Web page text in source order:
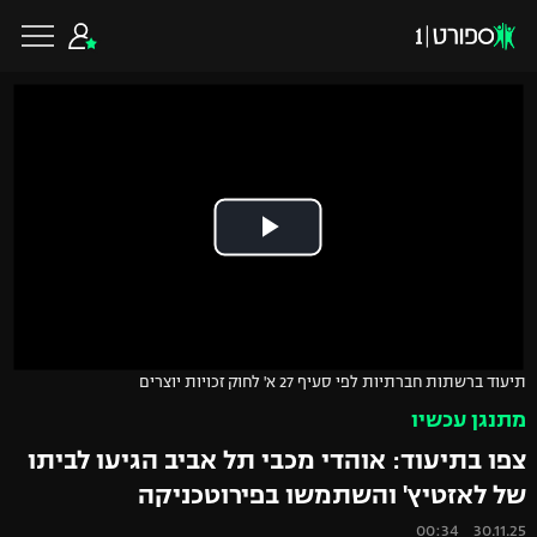
ליגיונרים
גביע המדינה
ליגה אירופית
כדורסל ישראלי
ליגה לאומית
כדורסל עולמי
NBA
תיעוד ברשתות חברתיות לפי סעיף 27 א' לחוק זכויות יוצרים
מתנגן עכשיו
צפו בתיעוד: אוהדי מכבי תל אביב הגיעו לביתו
של לאזטיץ' והשתמשו בפירוטכניקה
30.11.25 00:34